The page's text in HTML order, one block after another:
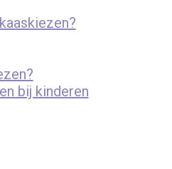
bij kinderen